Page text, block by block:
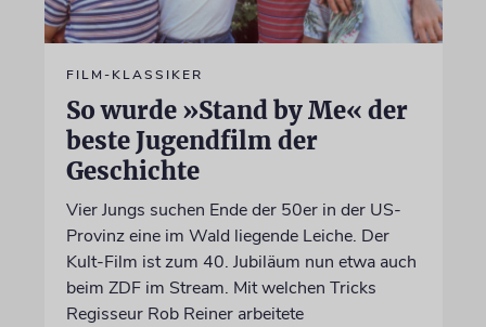
FILM-KLASSIKER
So wurde »Stand by Me« der
beste Jugendfilm der
Geschichte
Vier Jungs suchen Ende der 50er in der US-
Provinz eine im Wald liegende Leiche. Der
Kult-Film ist zum 40. Jubiläum nun etwa auch
beim ZDF im Stream. Mit welchen Tricks
Regisseur Rob Reiner arbeitete